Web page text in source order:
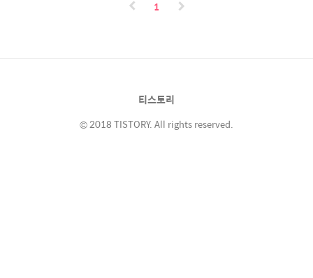
1
티스토리
© 2018 TISTORY. All rights reserved.